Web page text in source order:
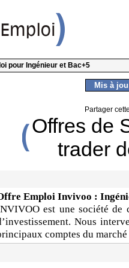
pour Ingénieur et Bac+5
Mis à
Partager
Offres de
trader
Emploi Invivoo :
est une société de
Nous
comptes du